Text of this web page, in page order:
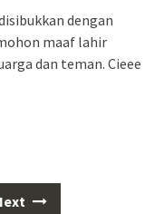
dengan
maaf lahir
dan teman. Cieee